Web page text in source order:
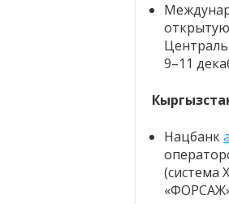
9–11
Нацбанк
(система